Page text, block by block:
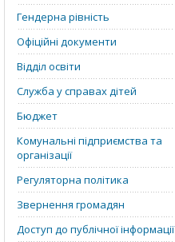
Гендерна рівність
Офіційні документи
Відділ освіти
Служба у справах дітей
Бюджет
Комунальні підприємства та
організації
Регуляторна політика
Звернення громадян
Доступ до публічної інформації